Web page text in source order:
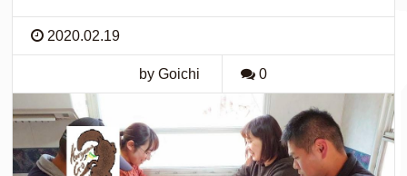
2020.02.19
by Goichi 0